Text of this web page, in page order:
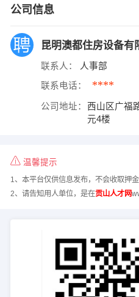
公司信息
昆明澳都住房设备有
联系人： 人事部
联系电话： ****
公司地址：
西山区广福
元4楼
温馨提示
1、本平台仅供信息发布，不会收取押
2、请告知用人单位，是在贡山人才网